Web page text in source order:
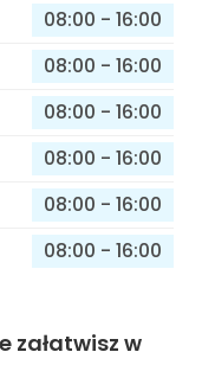
08:00 - 16:00
08:00 - 16:00
08:00 - 16:00
08:00 - 16:00
08:00 - 16:00
08:00 - 16:00
załatwisz w